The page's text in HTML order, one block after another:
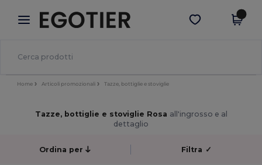
× App Egotier
Prezzi migliori sull'app!
Scarica app
Home Articoli promozionali Tazze, bottiglie e stoviglie
Tazze, bottiglie e stoviglie Rosa all'ingrosso e al
dettaglio
Ordina per Filtra ✓